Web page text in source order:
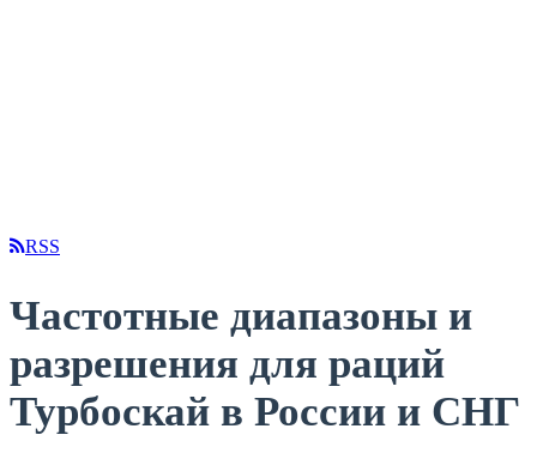
RSS
Частотные диапазоны и
разрешения для раций
Турбоскай в России и СНГ